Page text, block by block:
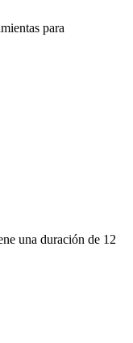
para
una duración de 12